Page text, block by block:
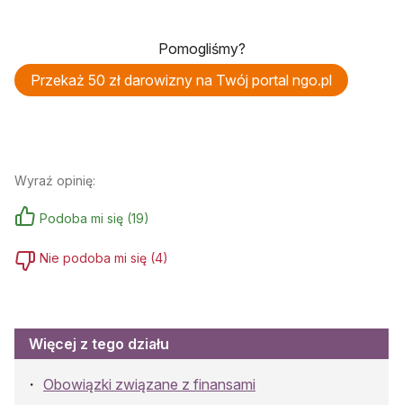
Pomogliśmy?
Przekaż 50 zł darowizny na Twój portal ngo.pl
Wyraź opinię:
Podoba mi się (19)
Nie podoba mi się (4)
Więcej z tego działu
Obowiązki związane z finansami